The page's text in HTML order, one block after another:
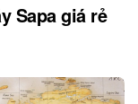
Sapa giá rẻ